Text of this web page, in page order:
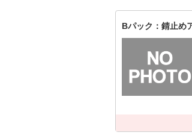
Bパック：錆止め